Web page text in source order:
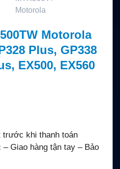
Motorola
Plus, GP338
EX500, EX560
khi thanh toán
Giao hàng tận tay – Bảo